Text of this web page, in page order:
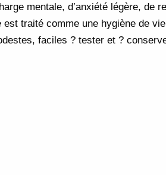
mentale, d’anxiété légère, de
traité comme une hygiène de
faciles ? tester et ?